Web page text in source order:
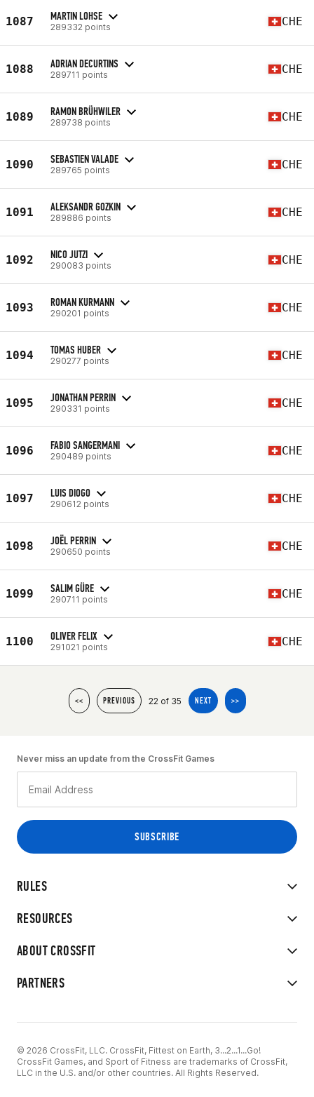
1087 MARTIN LOHSE
289332 points CHE
1088 ADRIAN DECURTINS
289711 points CHE
1089 RAMON BRÜHWILER
289738 points CHE
1090 SEBASTIEN VALADE
289765 points CHE
1091 ALEKSANDR GOZKIN
289886 points CHE
1092 NICO JUTZI
290083 points CHE
1093 ROMAN KURMANN
290201 points CHE
1094 TOMAS HUBER
290277 points CHE
1095 JONATHAN PERRIN
290331 points CHE
1096 FABIO SANGERMANI
290489 points CHE
1097 LUIS DIOGO
290612 points CHE
1098 JOËL PERRIN
290650 points CHE
1099 SALIM GÜRE
290711 points CHE
1100 OLIVER FELIX
291021 points CHE
<< PREVIOUS 22 of 35 NEXT >>
RULES
RESOURCES
ABOUT CROSSFIT
PARTNERS
Never miss an update from the CrossFit Games
© 2026 CrossFit, LLC. CrossFit, Fittest on Earth, 3...2...1...Go!
CrossFit Games, and Sport of Fitness are trademarks of CrossFit,
LLC in the U.S. and/or other countries. All Rights Reserved.